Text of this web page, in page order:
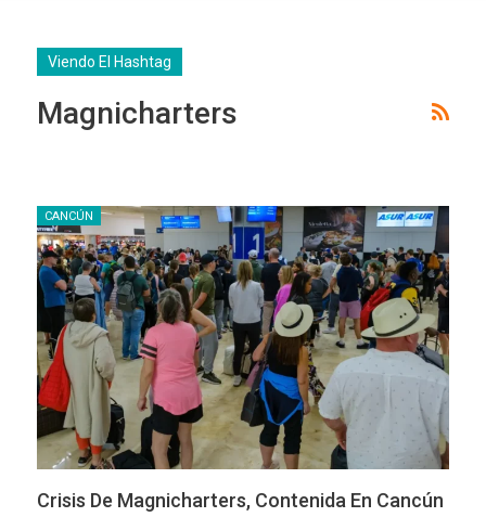
Viendo El Hashtag
Magnicharters
CANCÚN
Crisis De Magnicharters, Contenida En Cancún